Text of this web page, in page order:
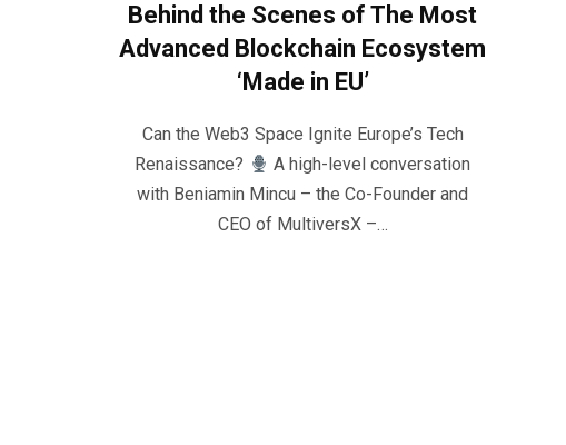
Behind the Scenes of The Most
Advanced Blockchain Ecosystem
‘Made in EU’
Can the Web3 Space Ignite Europe’s Tech
Renaissance?
A high-level conversation
with Beniamin Mincu – the Co-Founder and
CEO of MultiversX –…